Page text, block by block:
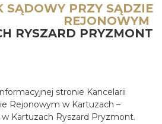
SĄDOWY PRZY SĄDZIE
REJONOWYM
RYSZARD PRYZMONT
stronie Kancelarii
Rejonowym w Kartuzach –
Kartuzach Ryszard Pryzmont.